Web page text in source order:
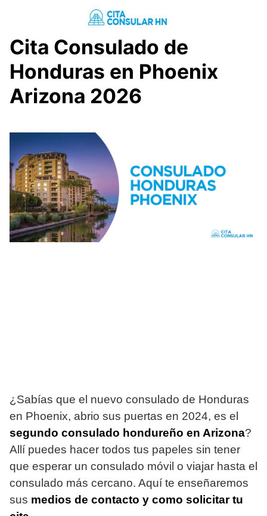
Cita Consulado de
Honduras en Phoenix
Arizona 2026
¿Sabías que el nuevo consulado de Honduras
en Phoenix, abrio sus puertas en 2024, es el
segundo consulado hondureño en Arizona?
Allí puedes hacer todos tus papeles sin tener
que esperar un consulado móvil o viajar hasta el
consulado más cercano. Aquí te enseñaremos
sus medios de contacto y como solicitar tu